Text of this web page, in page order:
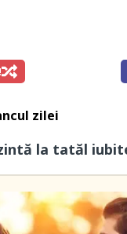
zilei
la tatăl